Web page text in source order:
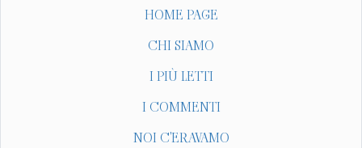
HOME PAGE
CHI SIAMO
I PIÙ LETTI
I COMMENTI
NOI C'ERAVAMO